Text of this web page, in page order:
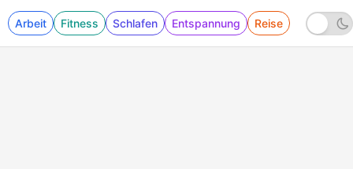
Arbeit Fitness Schlafen Entspannung Reise